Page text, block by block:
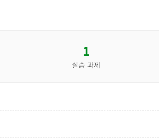
1
실습 과제